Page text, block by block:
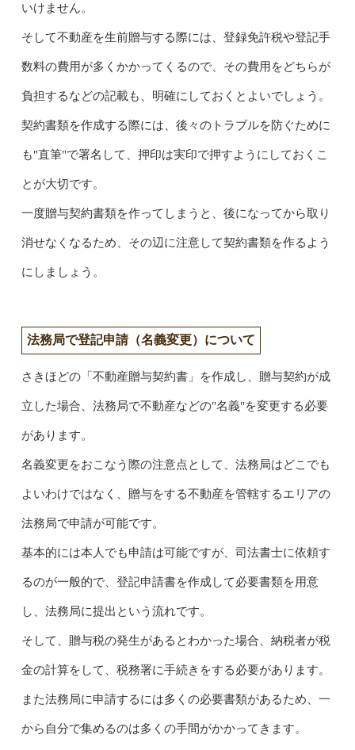
いけません。
そして不動産を生前贈与する際には、登録免許税や登記手
数料の費用が多くかかってくるので、その費用をどちらが
負担するなどの記載も、明確にしておくとよいでしょう。
契約書類を作成する際には、後々のトラブルを防ぐために
も"直筆"で署名して、押印は実印で押すようにしておくこ
とが大切です。
一度贈与契約書類を作ってしまうと、後になってから取り
消せなくなるため、その辺に注意して契約書類を作るよう
にしましょう。
法務局で登記申請（名義変更）について
さきほどの「不動産贈与契約書」を作成し、贈与契約が成
立した場合、法務局で不動産などの"名義"を変更する必要
があります。
名義変更をおこなう際の注意点として、法務局はどこでも
よいわけではなく、贈与をする不動産を管轄するエリアの
法務局で申請が可能です。
基本的には本人でも申請は可能ですが、司法書士に依頼す
るのが一般的で、登記申請書を作成して必要書類を用意
し、法務局に提出という流れです。
そして、贈与税の発生があるとわかった場合、納税者が税
金の計算をして、税務署に手続きをする必要があります。
また法務局に申請するには多くの必要書類があるため、一
から自分で集めるのは多くの手間がかかってきます。